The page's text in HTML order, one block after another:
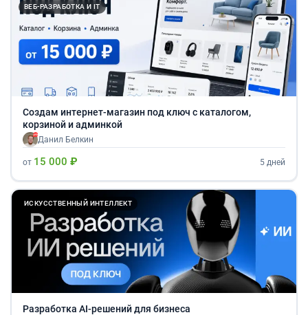
ВЕБ-РАЗРАБОТКА И IT
Создам интернет-магазин под ключ с каталогом,
корзиной и админкой
Данил Белкин
от 15 000 ₽ 5 дней
ИСКУССТВЕННЫЙ ИНТЕЛЛЕКТ
Разработка AI-решений для бизнеса